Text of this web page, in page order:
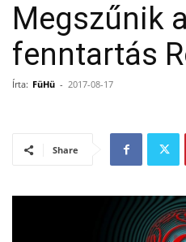
Megszűnik
fenntartás
Írta: FüHü - 2017-08-17
Share